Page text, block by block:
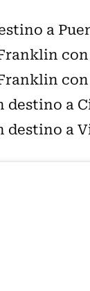
a
destino a
destino a